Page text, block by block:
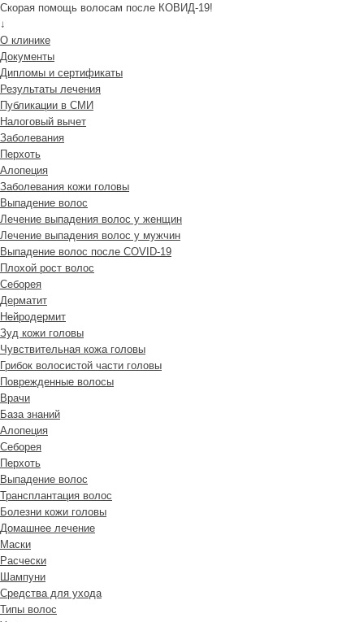
Скорая помощь волосам после КОВИД-19!
↓
О клинике
Документы
Дипломы и сертификаты
Результаты лечения
Публикации в СМИ
Налоговый вычет
Заболевания
Перхоть
Алопеция
Заболевания кожи головы
Выпадение волос
Лечение выпадения волос у женщин
Лечение выпадения волос у мужчин
Выпадение волос после COVID-19
Плохой рост волос
Cеборея
Дерматит
Нейродермит
Зуд кожи головы
Чувствительная кожа головы
Грибок волосистой части головы
Поврежденные волосы
Врачи
База знаний
Алопеция
Себорея
Перхоть
Выпадение волос
Трансплантация волос
Болезни кожи головы
Домашнее лечение
Маски
Расчески
Шампуни
Средства для ухода
Типы волос